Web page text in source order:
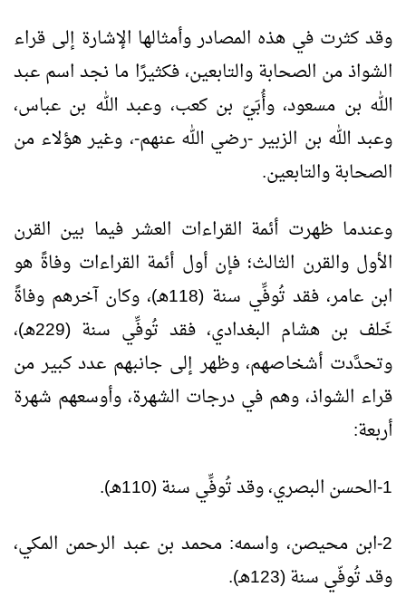
وقد كثرت في هذه المصادر وأمثالها الإشارة إلى قراء
الشواذ من الصحابة والتابعين، فكثيرًا ما نجد اسم عبد
الله بن مسعود، وأُبَيّ بن كعب، وعبد الله بن عباس،
وعبد الله بن الزبير -رضي الله عنهم-، وغير هؤلاء من
الصحابة والتابعين.
وعندما ظهرت أئمة القراءات العشر فيما بين القرن
الأول والقرن الثالث؛ فإن أول أئمة القراءات وفاةً هو
ابن عامر، فقد تُوفِّي سنة (118هـ)، وكان آخرهم وفاةً
خَلف بن هشام البغدادي، فقد تُوفِّي سنة (229هـ)،
وتحدَّدت أشخاصهم، وظهر إلى جانبهم عدد كبير من
قراء الشواذ، وهم في درجات الشهرة، وأوسعهم شهرة
أربعة:
1-الحسن البصري، وقد تُوفِّي سنة (110هـ).
2-ابن محيصن، واسمه: محمد بن عبد الرحمن المكي،
وقد تُوفّي سنة (123هـ).